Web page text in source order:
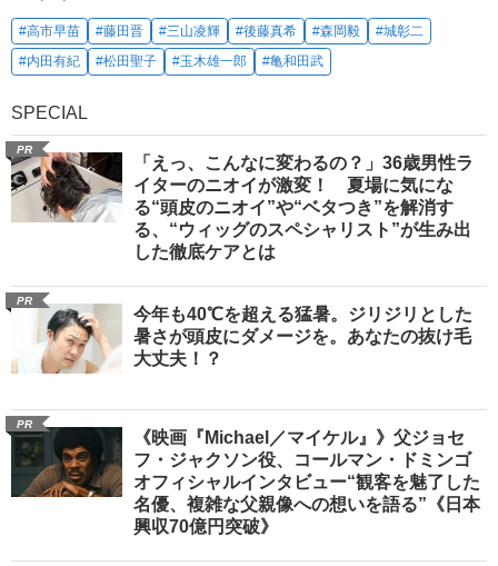
#高市早苗 #藤田晋 #三山凌輝 #後藤真希 #森岡毅
#城彰二
#内田有紀
#松田聖子 #玉木雄一郎 #亀和田武
SPECIAL
PR
「えっ、こんなに変わるの？」36歳男性ラ
イターのニオイが激変！ 夏場に気にな
る“頭皮のニオイ”や“ベタつき”を解消す
る、“ウィッグのスペシャリスト”が生み出
した徹底ケアとは
PR
今年も40℃を超える猛暑。ジリジリとした
暑さが頭皮にダメージを。あなたの抜け毛
大丈夫！？
PR
《映画『Michael／マイケル』》父ジョセ
フ・ジャクソン役、コールマン・ドミンゴ
オフィシャルインタビュー“観客を魅了した
名優、複雑な父親像への想いを語る”《日本
興収70億円突破》